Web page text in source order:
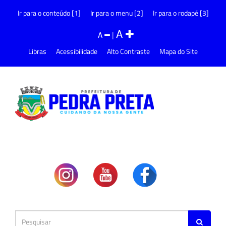
Ir para o conteúdo [1] Ir para o menu [2] Ir para o rodapé [3]
A |A
Libras Acessibilidade Alto Contraste Mapa do Site